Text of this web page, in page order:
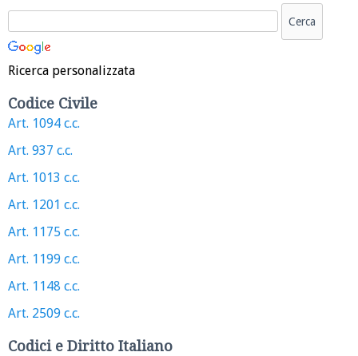
Ricerca personalizzata
Codice Civile
Art. 1094 c.c.
Art. 937 c.c.
Art. 1013 c.c.
Art. 1201 c.c.
Art. 1175 c.c.
Art. 1199 c.c.
Art. 1148 c.c.
Art. 2509 c.c.
Codici e Diritto Italiano